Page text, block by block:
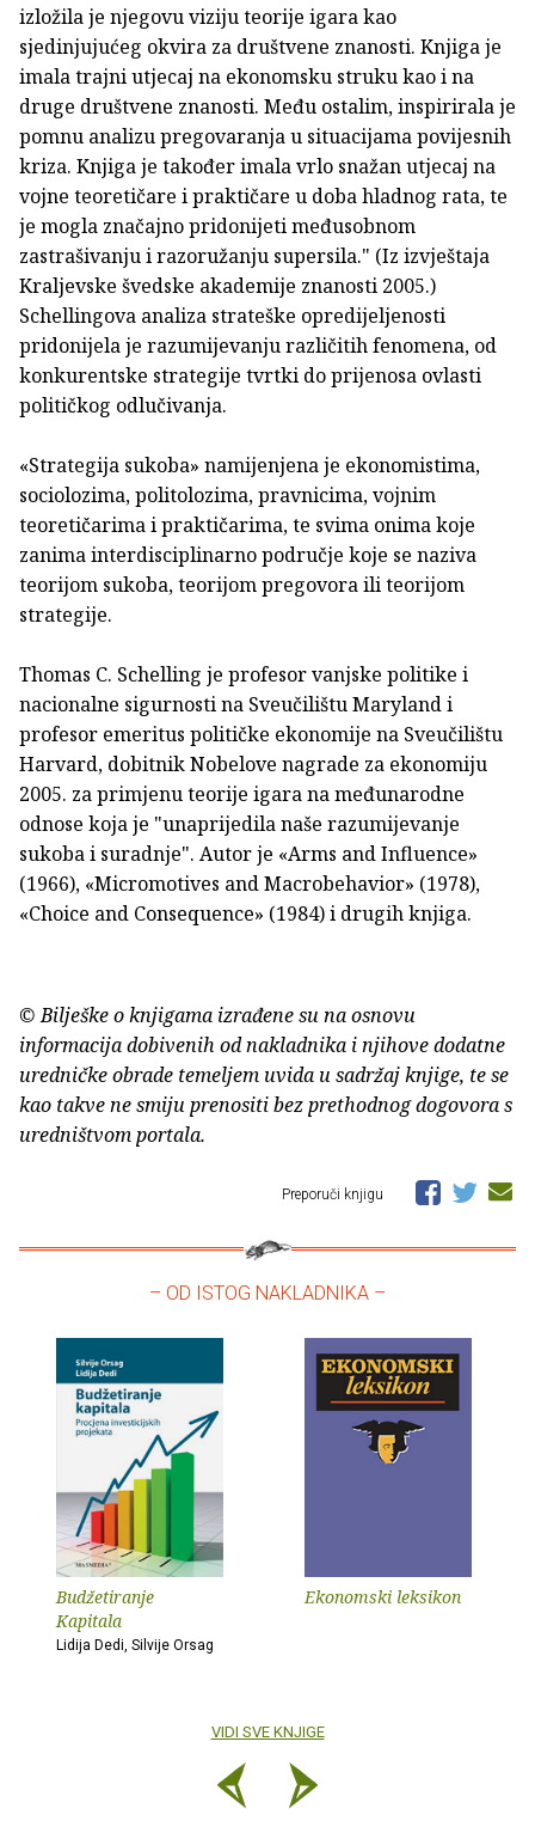
izložila je njegovu viziju teorije igara kao
sjedinjujućeg okvira za društvene znanosti. Knjiga je
imala trajni utjecaj na ekonomsku struku kao i na
druge društvene znanosti. Među ostalim, inspirirala je
pomnu analizu pregovaranja u situacijama povijesnih
kriza. Knjiga je također imala vrlo snažan utjecaj na
vojne teoretičare i praktičare u doba hladnog rata, te
je mogla značajno pridonijeti međusobnom
zastrašivanju i razoružanju supersila." (Iz izvještaja
Kraljevske švedske akademije znanosti 2005.)
Schellingova analiza strateške opredijeljenosti
pridonijela je razumijevanju različitih fenomena, od
konkurentske strategije tvrtki do prijenosa ovlasti
političkog odlučivanja.
«Strategija sukoba» namijenjena je ekonomistima,
sociolozima, politolozima, pravnicima, vojnim
teoretičarima i praktičarima, te svima onima koje
zanima interdisciplinarno područje koje se naziva
teorijom sukoba, teorijom pregovora ili teorijom
strategije.
Thomas C. Schelling je profesor vanjske politike i
nacionalne sigurnosti na Sveučilištu Maryland i
profesor emeritus političke ekonomije na Sveučilištu
Harvard, dobitnik Nobelove nagrade za ekonomiju
2005. za primjenu teorije igara na međunarodne
odnose koja je "unaprijedila naše razumijevanje
sukoba i suradnje". Autor je «Arms and Influence»
(1966), «Micromotives and Macrobehavior» (1978),
«Choice and Consequence» (1984) i drugih knjiga.
© Bilješke o knjigama izrađene su na osnovu
informacija dobivenih od nakladnika i njihove dodatne
uredničke obrade temeljem uvida u sadržaj knjige, te se
kao takve ne smiju prenositi bez prethodnog dogovora s
uredništvom portala.
Preporuči knjigu
– OD ISTOG NAKLADNIKA –
Budžetiranje
Kapitala
Lidija Dedi, Silvije Orsag
Ekonomski leksikon
VIDI SVE KNJIGE